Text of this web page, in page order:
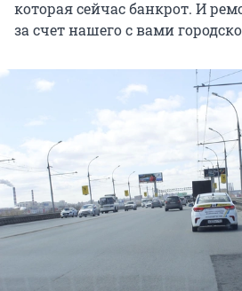
которая сейчас банкрот. И
за счет нашего с вами